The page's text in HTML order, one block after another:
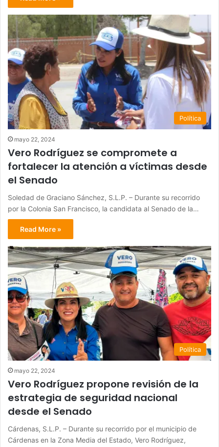
Política
mayo 22, 2024
Vero Rodríguez se compromete a
fortalecer la atención a víctimas desde
el Senado
Soledad de Graciano Sánchez, S.L.P. – Durante su recorrido
por la Colonia San Francisco, la candidata al Senado de la…
Read More »
Política
mayo 22, 2024
Vero Rodríguez propone revisión de la
estrategia de seguridad nacional
desde el Senado
Cárdenas, S.L.P. – Durante su recorrido por el municipio de
Cárdenas en la Zona Media del Estado, Vero Rodríguez,